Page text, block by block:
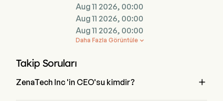
PsPortals aracılığıyla işletilmekte olup dron işini ise ZenaDrone
markasıyla yürütmektedir. Dron teknoloji çözümleri arasında
ZenaDrone 1000, IQ Nano ve IQ Square yer almaktadır.
ZenaDrone 1000, yazılım teknolojisi ile özel donanım bileşenlerini
birleştiren bir drondur. ZenaDrone 1000, enerji, boru hatları,
sektörlerde video gözetimi ve muayene amacıyla
izleme özelliklerine sahip olarak kapalı ortamlarda uçmak üzere
Aug 11 2026, 00:00
Aug 11 2026, 00:00
Aug 11 2026, 00:00

Daha Fazla Görüntüle
Takip Soruları
ZenaTech Inc 'in CEO'su kimdir? 